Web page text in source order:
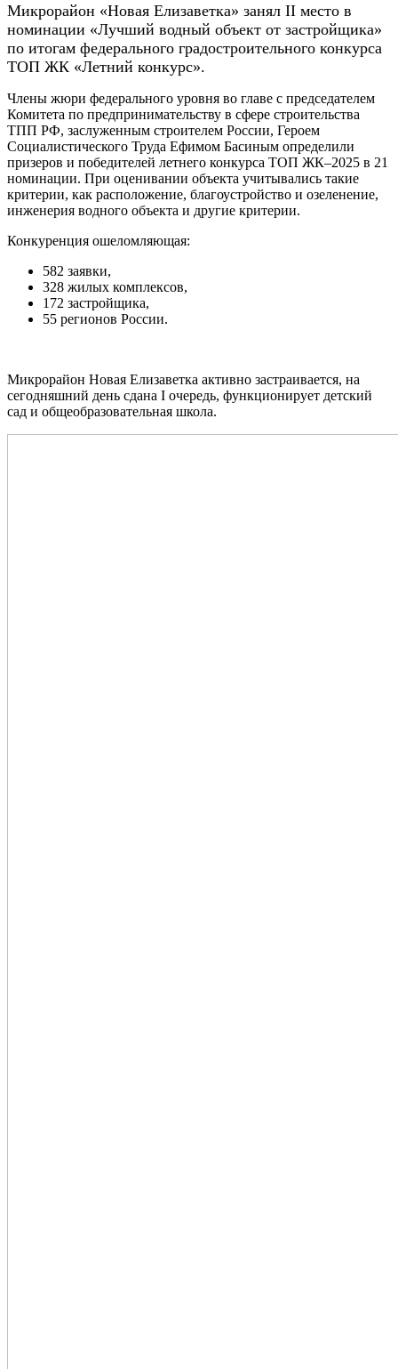
Микрорайон «Новая Елизаветка» занял II место в
номинации «Лучший водный объект от застройщика»
по итогам федерального градостроительного конкурса
ТОП ЖК «Летний конкурс».
Члены жюри федерального уровня во главе с председателем
Комитета по предпринимательству в сфере строительства
ТПП РФ, заслуженным строителем России, Героем
Социалистического Труда Ефимом Басиным определили
призеров и победителей летнего конкурса ТОП ЖК–2025 в 21
номинации. При оценивании объекта учитывались такие
критерии, как расположение, благоустройство и озеленение,
инженерия водного объекта и другие критерии.
Конкуренция ошеломляющая:
582 заявки,
328 жилых комплексов,
172 застройщика,
55 регионов России.
Микрорайон Новая Елизаветка активно застраивается, на
сегодняшний день сдана I очередь, функционирует детский
сад и общеобразовательная школа.